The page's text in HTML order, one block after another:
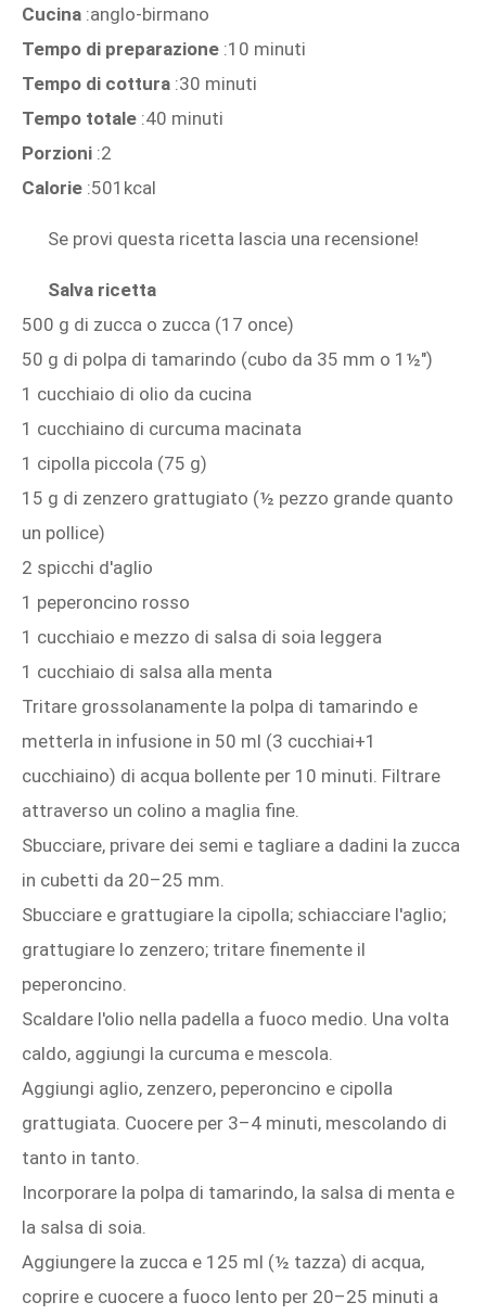
Cucina :anglo-birmano
Tempo di preparazione :10 minuti
Tempo di cottura :30 minuti
Tempo totale :40 minuti
Porzioni :2
Calorie :501kcal
Se provi questa ricetta lascia una recensione!
Salva ricetta
500 g di zucca o zucca (17 once)
50 g di polpa di tamarindo (cubo da 35 mm o 1½")
1 cucchiaio di olio da cucina
1 cucchiaino di curcuma macinata
1 cipolla piccola (75 g)
15 g di zenzero grattugiato (½ pezzo grande quanto
un pollice)
2 spicchi d'aglio
1 peperoncino rosso
1 cucchiaio e mezzo di salsa di soia leggera
1 cucchiaio di salsa alla menta
Tritare grossolanamente la polpa di tamarindo e
metterla in infusione in 50 ml (3 cucchiai+1
cucchiaino) di acqua bollente per 10 minuti. Filtrare
attraverso un colino a maglia fine.
Sbucciare, privare dei semi e tagliare a dadini la zucca
in cubetti da 20–25 mm.
Sbucciare e grattugiare la cipolla; schiacciare l'aglio;
grattugiare lo zenzero; tritare finemente il
peperoncino.
Scaldare l'olio nella padella a fuoco medio. Una volta
caldo, aggiungi la curcuma e mescola.
Aggiungi aglio, zenzero, peperoncino e cipolla
grattugiata. Cuocere per 3–4 minuti, mescolando di
tanto in tanto.
Incorporare la polpa di tamarindo, la salsa di menta e
la salsa di soia.
Aggiungere la zucca e 125 ml (½ tazza) di acqua,
coprire e cuocere a fuoco lento per 20–25 minuti a